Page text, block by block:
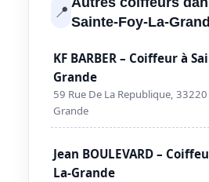
📍 Sainte-Foy-La-
KF BARBER – Coiffeur à
Grande
59 Rue De La Republique,
Grande
Jean BOULEVARD –
La-Grande